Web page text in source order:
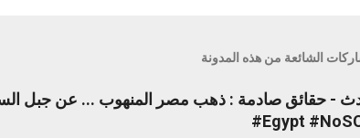
الشائعة من هذه المدونة
#Egypt